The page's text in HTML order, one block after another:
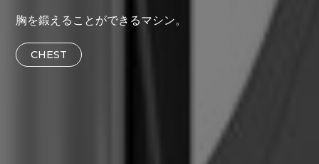
胸を鍛えることができるマシン。
CHEST